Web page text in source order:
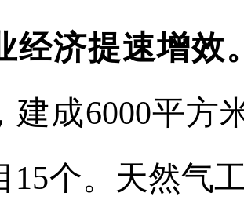
经济提速增效
建成6000平方
15个。天然气